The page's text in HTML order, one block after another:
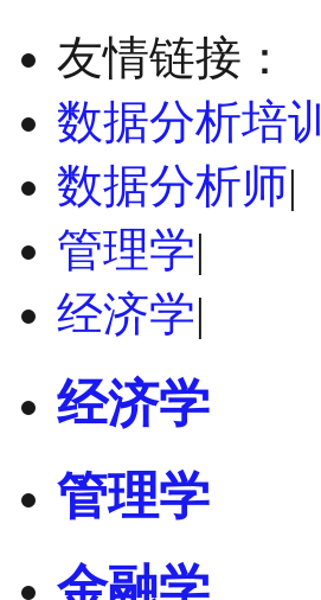
友情链接：
数据分析培训
数据分析师|
管理学|
经济学|
经济学
管理学
金融学